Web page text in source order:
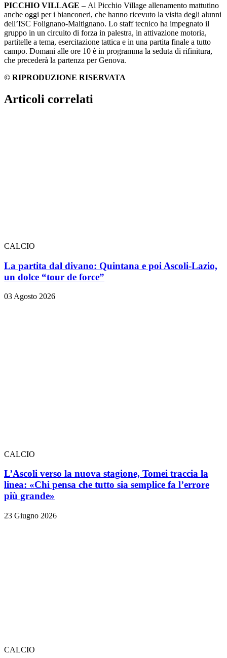
PICCHIO VILLAGE – Al Picchio Village allenamento mattutino
anche oggi per i bianconeri, che hanno ricevuto la visita degli alunni
dell’ISC Folignano-Maltignano. Lo staff tecnico ha impegnato il
gruppo in un circuito di forza in palestra, in attivazione motoria,
partitelle a tema, esercitazione tattica e in una partita finale a tutto
campo. Domani alle ore 10 è in programma la seduta di rifinitura,
che precederà la partenza per Genova.
© RIPRODUZIONE RISERVATA
Articoli correlati
CALCIO
La partita dal divano: Quintana e poi Ascoli-Lazio,
un dolce “tour de force”
03 Agosto 2026
CALCIO
L’Ascoli verso la nuova stagione, Tomei traccia la
linea: «Chi pensa che tutto sia semplice fa l’errore
più grande»
23 Giugno 2026
CALCIO